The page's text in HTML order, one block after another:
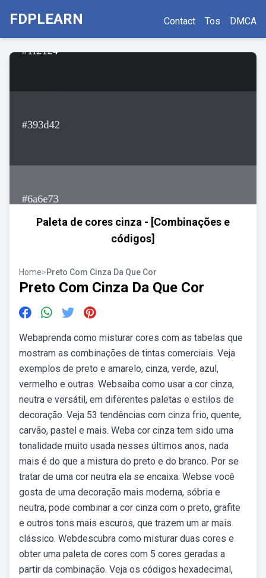
FDPLEARN Contact Tos DMCA
Paleta de cores cinza - [Combinações e
códigos]
Home>Preto Com Cinza Da Que Cor
Preto Com Cinza Da Que Cor
Webaprenda como misturar cores com as tabelas que
mostram as combinações de tintas comerciais. Veja
exemplos de preto e amarelo, cinza, verde, azul,
vermelho e outras. Websaiba como usar a cor cinza,
neutra e versátil, em diferentes paletas e estilos de
decoração. Veja 53 tendências com cinza frio, quente,
carvão, pastel e mais. Weba cor cinza tem sido uma
tonalidade muito usada nesses últimos anos, nada
mais é do que a mistura do preto e do branco. Por se
tratar de uma cor neutra ela se encaixa. Webse você
gosta de uma decoração mais moderna, sóbria e
neutra, pode combinar a cor cinza com o preto, grafite
e outros tons mais escuros, que trazem um ar mais
clássico. Webdescubra como misturar duas cores e
obter uma paleta de cores com 5 cores geradas a
partir da combinação. Veja os códigos hexadecimal,